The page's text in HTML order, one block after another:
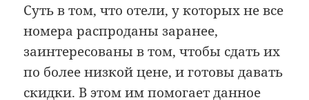
Суть в том, что отели, у которых не все
номера распроданы заранее,
заинтересованы в том, чтобы сдать их
по более низкой цене, и готовы давать
скидки. В этом им помогает данное